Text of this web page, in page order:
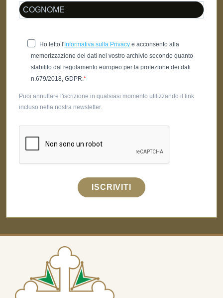
Ho letto l' Informativa sulla Privacy e acconsento alla
memorizzazione dei dati nel vostro archivio secondo quanto
stabilito dal regolamento europeo per la protezione dei dati
n.679/2018, GDPR.
Puoi annullare l'iscrizione in qualsiasi momento utilizzando il link
incluso nella nostra newsletter.
ISCRIVITI